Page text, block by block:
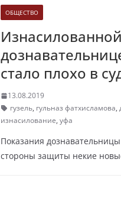
ОБЩЕСТВО
Изнасилованной
стало плохо в
13.08.2019
гузель, гульназ фатхисламова,
изнасилование, уфа
Показания
стороны защиты некие